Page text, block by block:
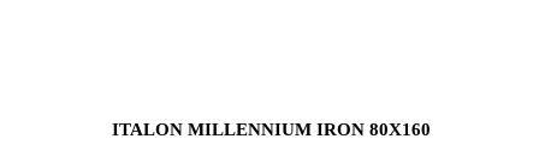
ITALON MILLENNIUM IRON 80X160